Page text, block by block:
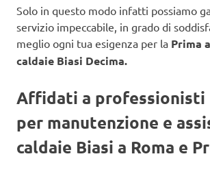
Solo in questo modo infatti possiamo
servizio impeccabile, in grado di
meglio ogni tua esigenza per la Prima
caldaie Biasi Decima.
Affidati a professionisti
per manutenzione e
caldaie Biasi a Roma e